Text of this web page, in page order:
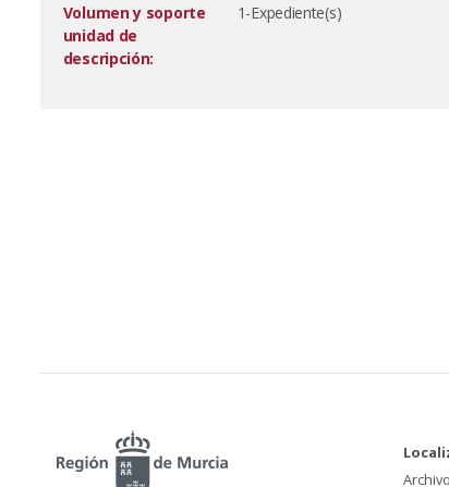
Volumen y soporte
unidad de
descripción:
1-Expediente(s)